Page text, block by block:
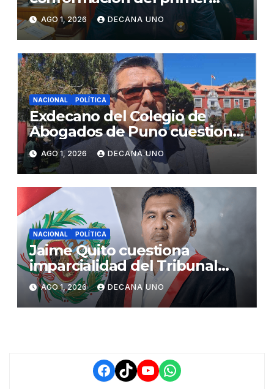
gabinete ministerial de Keiko
Fujimori
AGO 1, 2026 DECANA UNO
NACIONAL POLÍTICA
Exdecano del Colegio de
Abogados de Puno cuestiona
propuestas sobre seguridad
ciudadana
AGO 1, 2026 DECANA UNO
NACIONAL POLÍTICA
Jaime Quito cuestiona
imparcialidad del Tribunal
Constitucional tras liberación
de Ollanta Humala
AGO 1, 2026 DECANA UNO
Facebook
TikTokYouTube
WhatsApp